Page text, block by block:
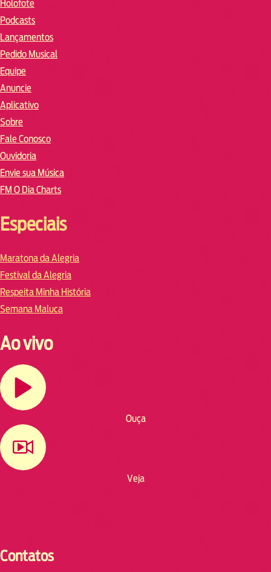
Holofote
Podcasts
Lançamentos
Pedido Musical
Equipe
Anuncie
Aplicativo
Sobre
Fale Conosco
Ouvidoria
Envie sua Música
FM O Dia Charts
Especiais
Maratona da Alegria
Festival da Alegria
Respeita Minha História
Semana Maluca
Ao vivo
Ouça
Veja
Contatos